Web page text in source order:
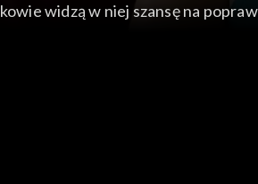
widzą w niej szansę na